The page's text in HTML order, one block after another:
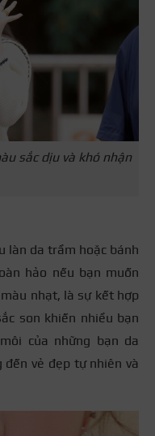
sắc dịu và khó nhận
làn da trầm hoặc bánh
hảo nếu bạn muốn
nhạt, là sự kết hợp
son khiến nhiều bạn
của những bạn da
vẻ đẹp tự nhiên và